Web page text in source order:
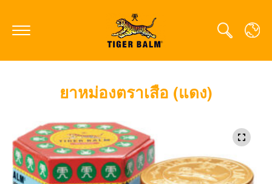
GLOBAL
CANADA
FRANCE
GERMANY
ยาหม่องตราเสือ (แดง)